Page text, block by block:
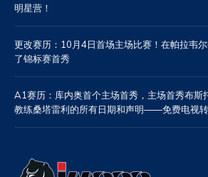
明星营！
更改赛历：10月4日首场主场比赛！在帕拉韦
了锦标赛首秀
A1赛历：库内奥首个主场首秀，主场首秀布
教练桑塔雷利的所有日期和声明——免费电视转